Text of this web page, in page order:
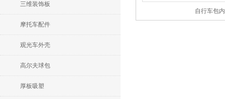
三维装饰板
摩托车配件
观光车外壳
高尔夫球包
厚板吸塑
自行车包